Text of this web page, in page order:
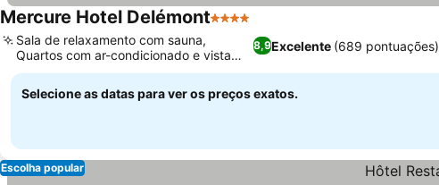
Mercure Hotel Delémont4 Estrelas
8,9Excelente (689 pontuações)
Sala de relaxamento com sauna,
Quartos com ar-condicionado e vista
para a cidade
Selecione as datas para ver os preços exatos.
Escolha popular